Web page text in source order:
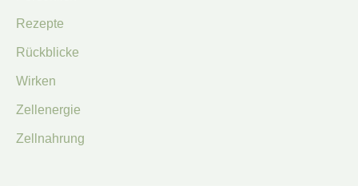
Rezepte
Rückblicke
Wirken
Zellenergie
Zellnahrung